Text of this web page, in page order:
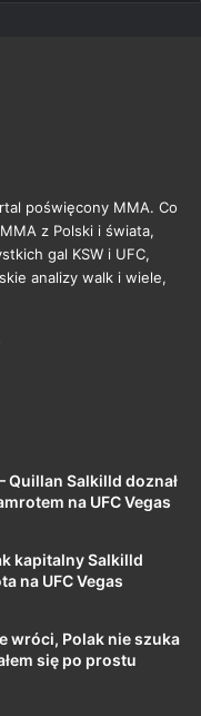
poświęcony MMA. Co
z Polski i świata,
gal KSW i UFC,
analizy walk i wiele,
Quillan Salkilld doznał
na UFC Vegas
kapitalny Salkilld
na UFC Vegas
wróci, Polak nie szuka
się po prostu